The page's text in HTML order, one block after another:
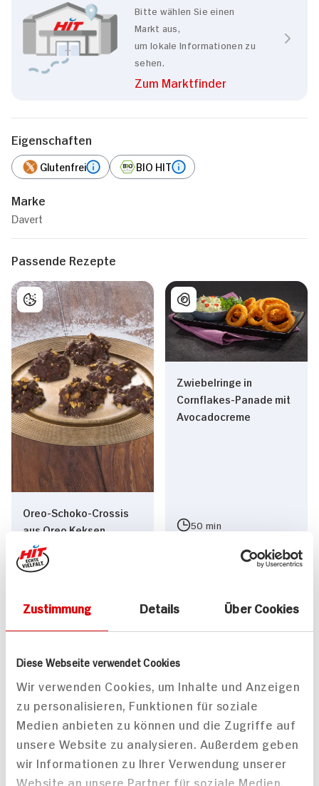
Zustimmung Details Über Cookies
Diese Webseite verwendet Cookies
Wir verwenden Cookies, um Inhalte und Anzeigen
zu personalisieren, Funktionen für soziale
Medien anbieten zu können und die Zugriffe auf
unsere Website zu analysieren. Außerdem geben
wir Informationen zu Ihrer Verwendung unserer
Website an unsere Partner für soziale Medien,
Bitte wählen Sie einen
Markt aus,
um lokale Informationen zu
sehen.
Zum Marktfinder
Eigenschaften
Glutenfrei BIO HIT
Marke
Davert
Passende Rezepte
Oreo-Schoko-Crossis
aus Oreo Keksen
30 min
4.329 kcal p. Portion
Zwiebelringe in
Cornflakes-Panade mit
Avocadocreme
50 min
Selbstgemachte
Fischstäbchen mit
Kartoffelpüree und
Rahmspinat
60 min
Tofu-Nuggets mit
Guacamole
120 min
1.172 kcal p. Portion